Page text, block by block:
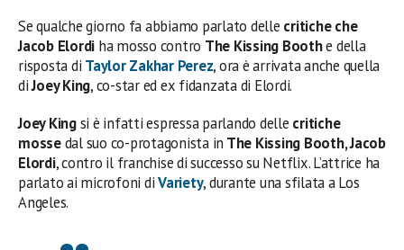
Se qualche giorno fa abbiamo parlato delle critiche che
Jacob Elordi ha mosso contro The Kissing Boothe della
risposta di Taylor Zakhar Perez, ora è arrivata anche quella
diJoey King, co-star ed ex fidanzata di Elordi.
Joey Kingsi è infatti espressa parlando delle critiche
mossedal suo co-protagonista in The Kissing Booth, Jacob
Elordi, contro il franchise di successo su Netflix. L’attrice ha
parlato ai microfoni diVariety, durante una sfilata a Los
Angeles.